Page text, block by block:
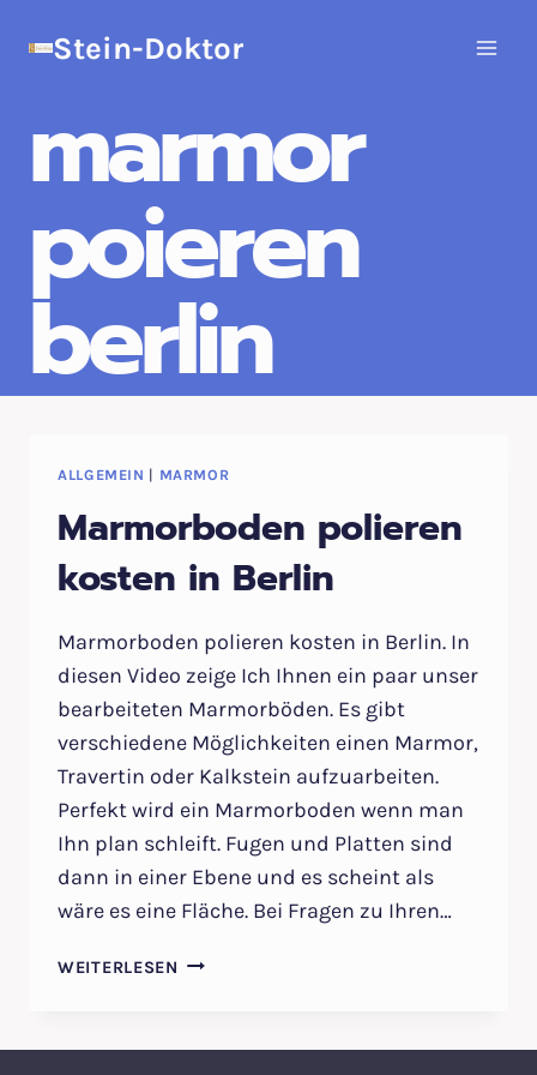
InhaltStein-Doktor
marmor
poieren
berlin
ALLGEMEIN | MARMOR
Marmorboden polieren
kosten in Berlin
Marmorboden polieren kosten in Berlin. In
diesen Video zeige Ich Ihnen ein paar unser
bearbeiteten Marmorböden. Es gibt
verschiedene Möglichkeiten einen Marmor,
Travertin oder Kalkstein aufzuarbeiten.
Perfekt wird ein Marmorboden wenn man
Ihn plan schleift. Fugen und Platten sind
dann in einer Ebene und es scheint als
wäre es eine Fläche. Bei Fragen zu Ihren…
WEITERLESEN MARMORBODEN